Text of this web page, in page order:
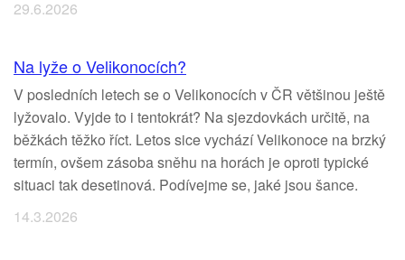
29.6.2026
Na lyže o Velikonocích?
V posledních letech se o Velikonocích v ČR většinou ještě
lyžovalo. Vyjde to i tentokrát? Na sjezdovkách určitě, na
běžkách těžko říct. Letos sice vychází Velikonoce na brzký
termín, ovšem zásoba sněhu na horách je oproti typické
situaci tak desetinová. Podívejme se, jaké jsou šance.
14.3.2026